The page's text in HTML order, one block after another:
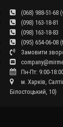
(068) 988-51-68
(098) 163-18-81
(098) 163-18-83
(095) 654-06-08
Замовити
Пн-Пт: 9:00-
м. Харків,
Білостоцький, 10)